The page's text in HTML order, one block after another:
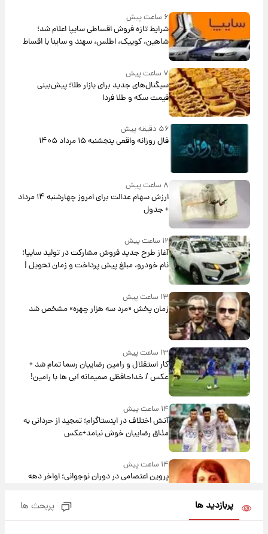
۶ ساعت پیش
شرایط تازه فروش اقساطی سایپا اعلام شد؛
شاهین، کوییک، اطلس، سهند و ساینا با اقساط
بلندمدت + جدول
۷ ساعت پیش
سیگنال‌های جدید برای بازار طلا؛ پیش‌بینی
قیمت سکه و طلا فردا
۵۶ دقیقه پیش
فال روزانه واقعی پنجشنبه ۱۵ مرداد ۱۴۰۵
۸ ساعت پیش
ارزش سهام عدالت برای امروز چهارشنبه ۱۴ مرداد
+ جدول
۱۲ ساعت پیش
آغاز طرح جدید فروش مشارکت در تولید سایپا؛
نام خودرو، مبلغ پیش پرداخت و زمان تحویل |
سود مشارکت چند درصد است؟
۱۳ ساعت پیش
زمان پخش «مرد سه هزار چهره» مشخص شد
۱۳ ساعت پیش
کار استقلال و رامین رضاییان رسما تمام شد +
عکس / خداحافظی صمیمانه آبی ها با رامین!
۱۴ ساعت پیش
آتش اختلاف در اینستاگرام؛ تمجید از حردانی به
مذاق رضاییان خوش نیامد+عکس
۱۴ ساعت پیش
پروین اعتصامی در دوران نوجوانی؛ اواخر دهه
پربازدید ها پربحث ها